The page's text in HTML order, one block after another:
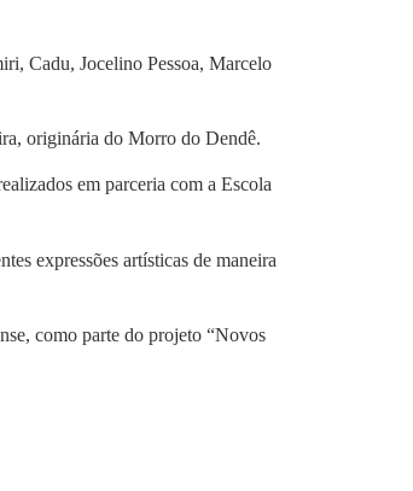
Cadu, Jocelino Pessoa, Marcelo
originária do Morro do Dendê.
em parceria com a Escola
expressões artísticas de maneira
como parte do projeto “Novos